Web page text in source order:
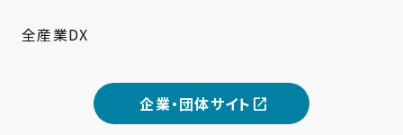
全産業DX
企業・団体サイト